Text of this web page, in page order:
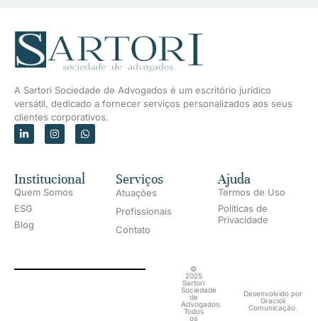
A Sartori Sociedade de Advogados é um escritório jurídico
versátil, dedicado a fornecer serviços personalizados aos seus
clientes corporativos.
Institucional
Quem Somos
ESG
Blog
Serviços
Atuações
Profissionais
Contato
Ajuda
Termos de Uso
Políticas de
Privacidade
©
2025
Sartori
Sociedade
de
Advogados.
Todos
os
Desenvolvido por
Gracioli
Comunicação.